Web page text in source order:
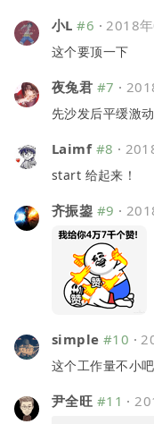
小L #6 ·2018
这个要顶一下
夜兔君 #7 ·
先沙发后平缓激
Laimf #8 ·
start 给起来！
齐振鋆 #9 ·
simple #10 ·
这个工作量不小
尹全旺 #11 ·